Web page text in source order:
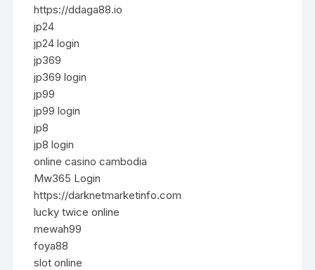
https://ddaga88.io
jp24
jp24 login
jp369
jp369 login
jp99
jp99 login
jp8
jp8 login
online casino cambodia
Mw365 Login
https://darknetmarketinfo.com
lucky twice online
mewah99
foya88
slot online